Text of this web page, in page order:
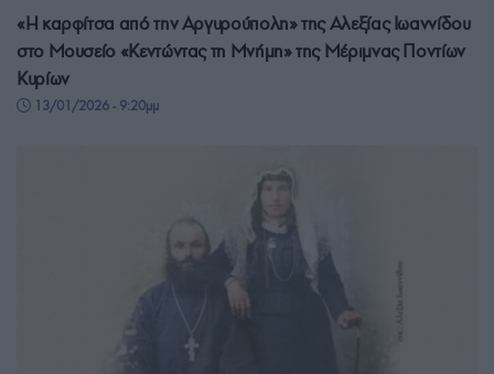
«Η καρφίτσα από την Αργυρούπολη» της Αλεξίας Ιωαννίδου
στο Μουσείο «Κεντώντας τη Μνήμη» της Μέριμνας Ποντίων
Κυρίων
13/01/2026 - 9:20μμ